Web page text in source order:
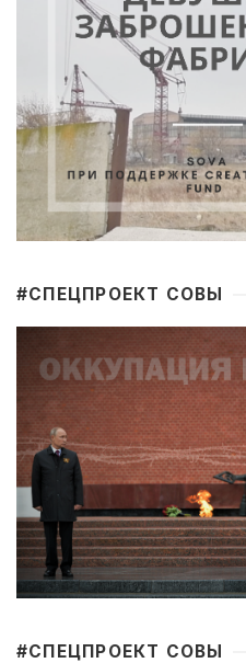
#CПЕЦПРОЕКТ СОВЫ
#CПЕЦПРОЕКТ СОВЫ